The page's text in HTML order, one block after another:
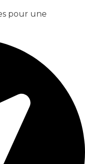
pour une